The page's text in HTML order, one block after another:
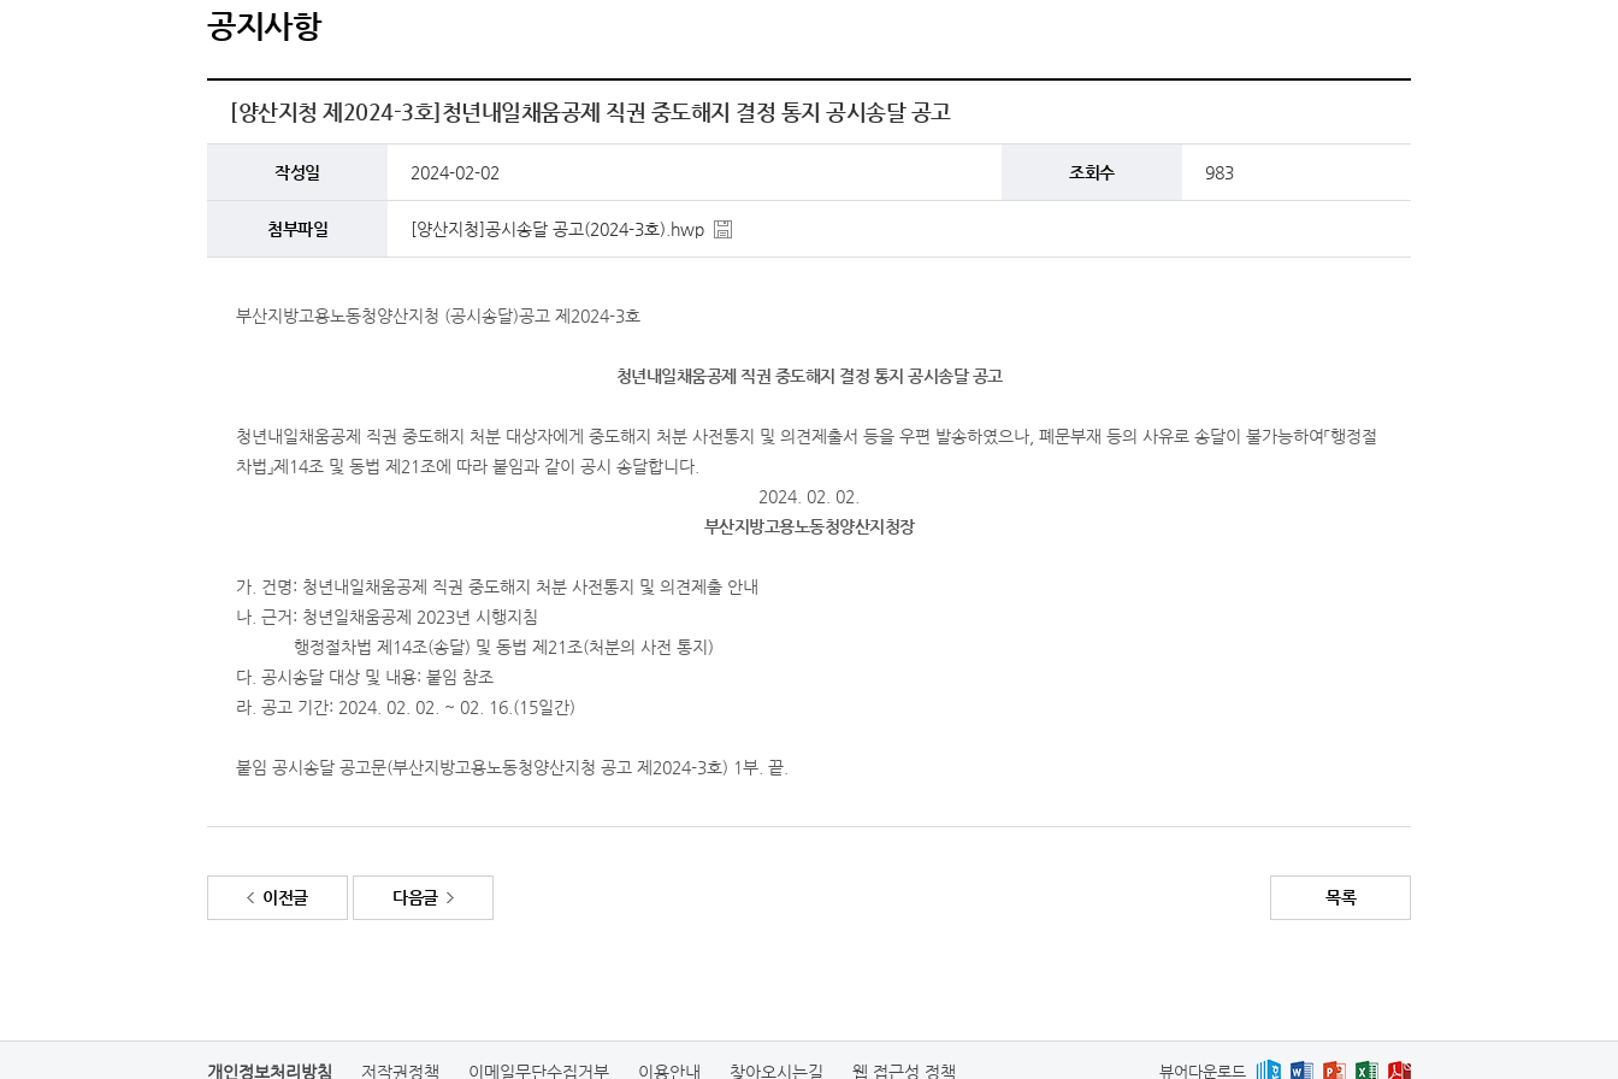
공지사항
[양산지청 제2024-3호]청년내일채움공제 직권 중도해지 결정 통지 공시송달 공고
작성일 2024-02-02 조회수 983
첨부파일 [양산지청]공시송달 공고(2024-3호).hwp
부산지방고용노동청양산지청 (공시송달)공고 제2024-3호
청년내일채움공제 직권 중도해지 결정 통지 공시송달 공고
청년내일채움공제 직권 중도해지 처분 대상자에게 중도해지 처분 사전통지 및 의견제출서 등을 우편 발송하였으나, 폐문부재 등의 사유로 송달이 불가능하여「행정절
차법」제14조 및 동법 제21조에 따라 붙임과 같이 공시 송달합니다.
2024. 02. 02.
부산지방고용노동청양산지청장
가. 건명: 청년내일채움공제 직권 중도해지 처분 사전통지 및 의견제출 안내
나. 근거: 청년일채움공제 2023년 시행지침
행정절차법 제14조(송달) 및 동법 제21조(처분의 사전 통지)
다. 공시송달 대상 및 내용: 붙임 참조
라. 공고 기간: 2024. 02. 02. ~ 02. 16.(15일간)
붙임 공시송달 공고문(부산지방고용노동청양산지청 공고 제2024-3호) 1부. 끝.
이전글 다음글 목록
개인정보처리방침 저작권정책 이메일무단수집거부 이용안내 찾아오시는길 웹 접근성 정책 뷰어다운로드